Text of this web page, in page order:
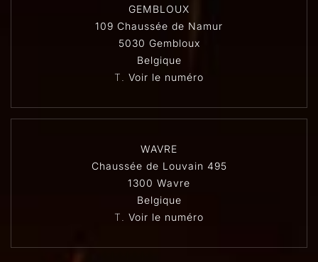
GEMBLOUX
109 Chaussée de Namur
5030 Gembloux
Belgique
T. Voir le numéro
WAVRE
Chaussée de Louvain 495
1300 Wavre
Belgique
T. Voir le numéro